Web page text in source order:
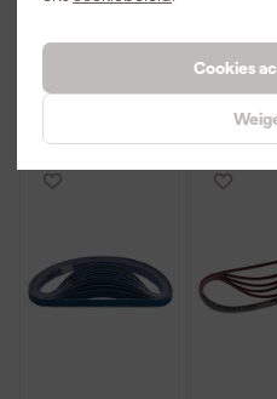
Cookies
28